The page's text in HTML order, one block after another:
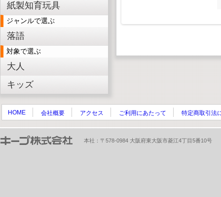
紙製知育玩具
ジャンルで選ぶ
落語
対象で選ぶ
大人
キッズ
HOME 会社概要 アクセス ご利用にあたって 特定商取引法
本社：〒578-0984 大阪府東大阪市菱江4丁目5番10号